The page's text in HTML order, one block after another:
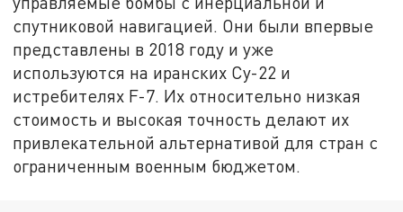
спутниковой навигацией. Они были впервые
представлены в 2018 году и уже
используются на иранских Су-22 и
истребителях F-7. Их относительно низкая
стоимость и высокая точность делают их
привлекательной альтернативой для стран с
ограниченным военным бюджетом.